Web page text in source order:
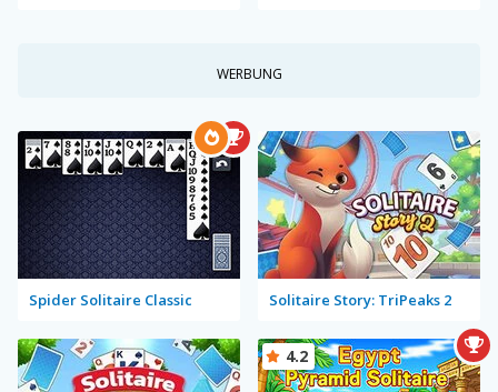
WERBUNG
Spider Solitaire Classic Solitaire Story: TriPeaks 2
4.2